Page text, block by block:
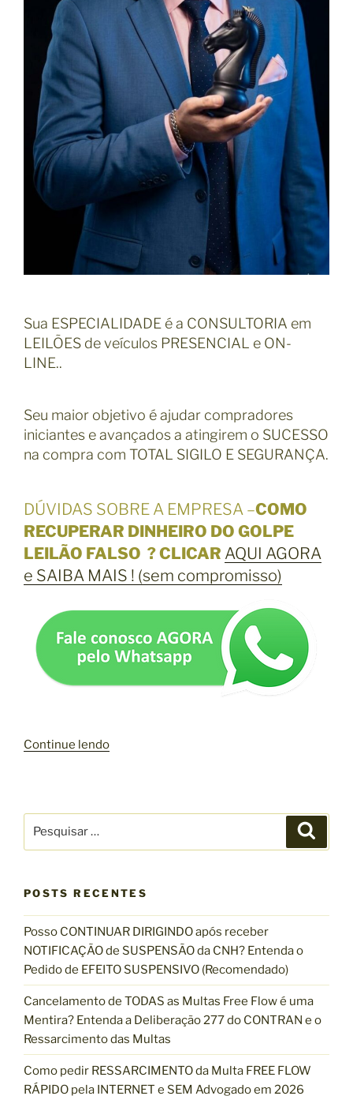
Sua ESPECIALIDADE é a CONSULTORIA em
LEILÕES de veículos PRESENCIAL e ON-
LINE..
Seu maior objetivo é ajudar compradores
iniciantes e avançados a atingirem o SUCESSO
na compra com TOTAL SIGILO E SEGURANÇA.
DÚVIDAS SOBRE A EMPRESA –COMO
RECUPERAR DINHEIRO DO GOLPE
LEILÃO FALSO ? CLICAR AQUI AGORA
e SAIBA MAIS ! (sem compromisso)
Continue lendo“
o
r
p
e
r
d
e
m
a
i
s
u
i
s
a
r
p
o
r
s
r
POSTS RECENTES
Posso CONTINUAR DIRIGINDO após receber
NOTIFICAÇÃO de SUSPENSÃO da CNH? Entenda o
Pedido de EFEITO SUSPENSIVO (Recomendado)
Cancelamento de TODAS as Multas Free Flow é uma
Mentira? Entenda a Deliberação 277 do CONTRAN e o
Ressarcimento das Multas
Como pedir RESSARCIMENTO da Multa FREE FLOW
RÁPIDO pela INTERNET e SEM Advogado em 2026